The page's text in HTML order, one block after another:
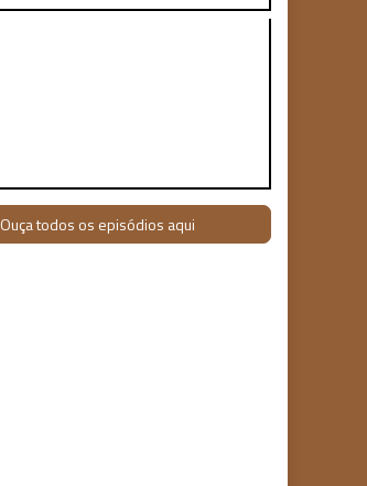
Ouça todos os episódios aqui